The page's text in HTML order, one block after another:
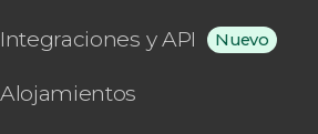
Integraciones y API Nuevo
Alojamientos